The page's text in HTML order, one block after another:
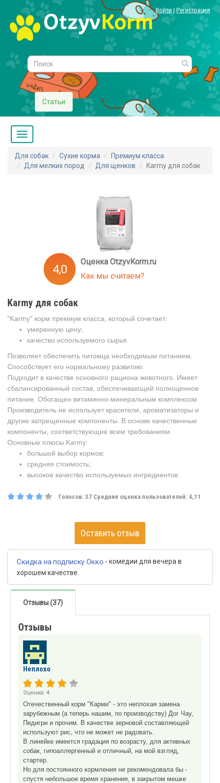
Войти| Регистрация
Статьи
Для собак Сухие корма
Премиум класса
Для мелких пород
Для щенков Karmy для собак
4,0
Оценка OtzyvKorm.ru
Как мы считаем?
Karmy для собак
"Karmy" корм премиум класса, который сочетает:
умеренную цену;
качество используемого сырья.
Позволяет обеспечить питомца необходимым питанием.
Способствует его нормальному развитию.
Подходит в качестве основного рациона животного. Имеет
сбалансированный состав, обеспечивающий полноценное
питание. Обогащен витаминно-минеральным комплексом.
Производитель не использует красители, ароматизаторы и
другие запрещенные компоненты. В основе качественные
компоненты, соответствующие всем требованиям.
Основные плюсы Karmy:
большой выбор кормов;
средняя стоимость;
высокое качество используемых ингредиентов.
Голосов: 37 Средняя оценка пользователей: 4,11
Оставить отзыв
Скидка на подписку Окко - комедии для вечера в
хорошем качестве.
Отзывы (37)
Отзывы
Неплохо
Оценка: 4
Отечественный корм "Карми" - это неплохая замена
зарубежным (а теперь нашим, по производству) Дог Чау,
Педигри и прочим. В качестве зерновой составляющей
используют рис, что не может не радовать.
В линейке имеется градация по возрасту, для активных
собак, гипоаллергенный и отличный, на мой взгляд,
стартер.
Но для постоянного кормления не рекомендовала бы -
спустя небольшое время хранения, в закрытом мешке